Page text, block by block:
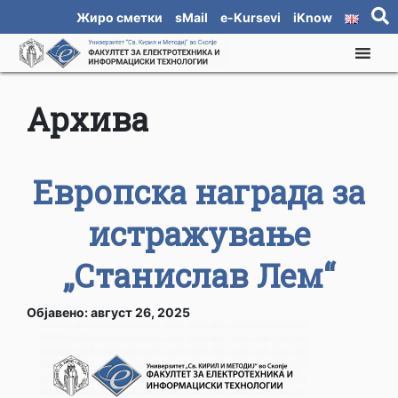
Жиро сметки sMail e-Kursevi iKnow
Архива
Европска награда за
истражување
„Станислав Лем“
Објавено: август 26, 2025